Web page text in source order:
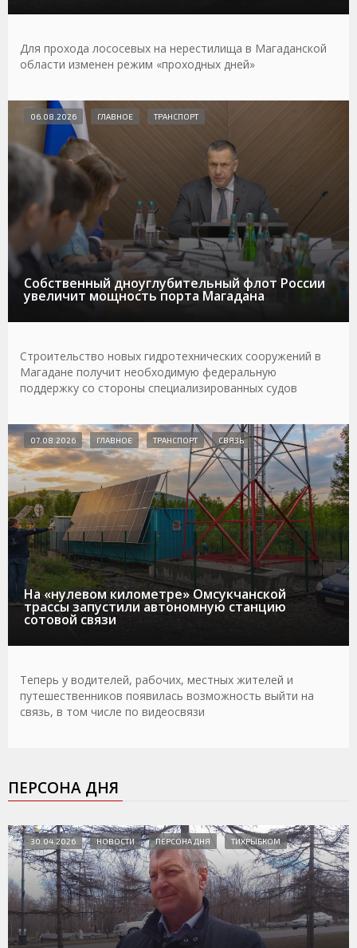
Для прохода лососевых на нерестилища в Магаданской
области изменен режим «проходных дней»
Собственный дноуглубительный флот России
увеличит мощность порта Магадана
06.08.2026 ГЛАВНОЕ ТРАНСПОРТ
Строительство новых гидротехнических сооружений в
Магадане получит необходимую федеральную
поддержку со стороны специализированных судов
На «нулевом километре» Омсукчанской
трассы запустили автономную станцию
сотовой связи
07.08.2026 ГЛАВНОЕ ТРАНСПОРТ СВЯЗЬ
Теперь у водителей, рабочих, местных жителей и
путешественников появилась возможность выйти на
связь, в том числе по видеосвязи
ПЕРСОНА ДНЯ
30.04.2026 НОВОСТИ ПЕРСОНА ДНЯ ТИХРЫБКОМ